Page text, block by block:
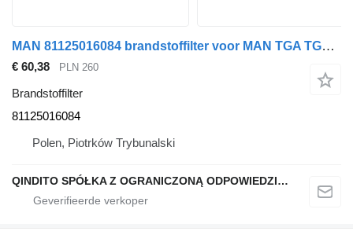
MAN 81125016084 brandstoffilter voor MAN TGA TGX TGS vrachtwagen
€ 60,38 PLN 260
Brandstoffilter
81125016084
Polen, Piotrków Trybunalski
QINDITO SPÓŁKA Z OGRANICZONĄ ODPOWIEDZIALNOŚCIĄ